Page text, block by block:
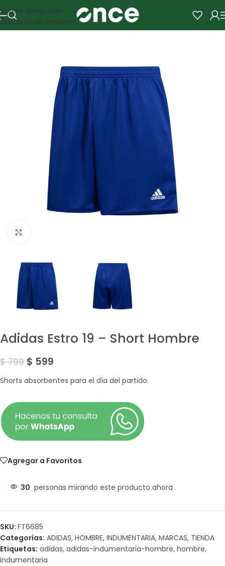
Skip to navigation
Skip to main content
Adidas Estro 19 – Short Hombre
$799 $ 599
Shorts absorbentes para el día del partido.
Agregar a Favoritos
30 personas mirando este producto ahora
SKU: FT6685
Categorías: ADIDAS, HOMBRE, INDUMENTARIA, MARCAS, TIENDA
Etiquetas: adidas, adidas-indumentaria-hombre, hombre,
indumentaria